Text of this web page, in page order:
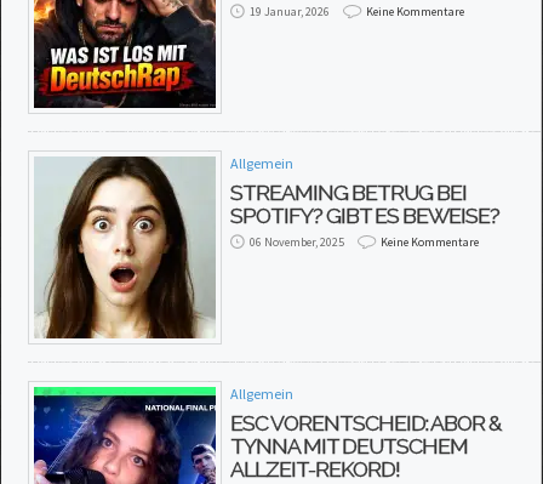
19 Januar, 2026 Keine Kommentare
Allgemein
STREAMING BETRUG BEI
SPOTIFY? GIBT ES BEWEISE?
06 November, 2025 Keine Kommentare
Allgemein
ESC VORENTSCHEID: ABOR &
TYNNA MIT DEUTSCHEM
ALLZEIT-REKORD!